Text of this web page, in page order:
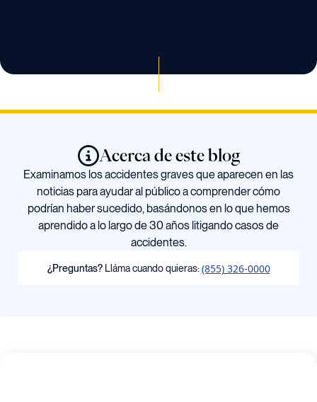
Acerca de este blog
Examinamos los accidentes graves que aparecen en las
noticias para ayudar al público a comprender cómo
podrían haber sucedido, basándonos en lo que hemos
aprendido a lo largo de 30 años litigando casos de
accidentes.
¿Preguntas? Lláma cuando quieras: (855) 326-0000